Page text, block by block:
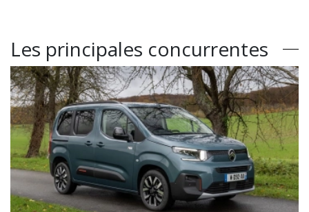
Les principales concurrentes